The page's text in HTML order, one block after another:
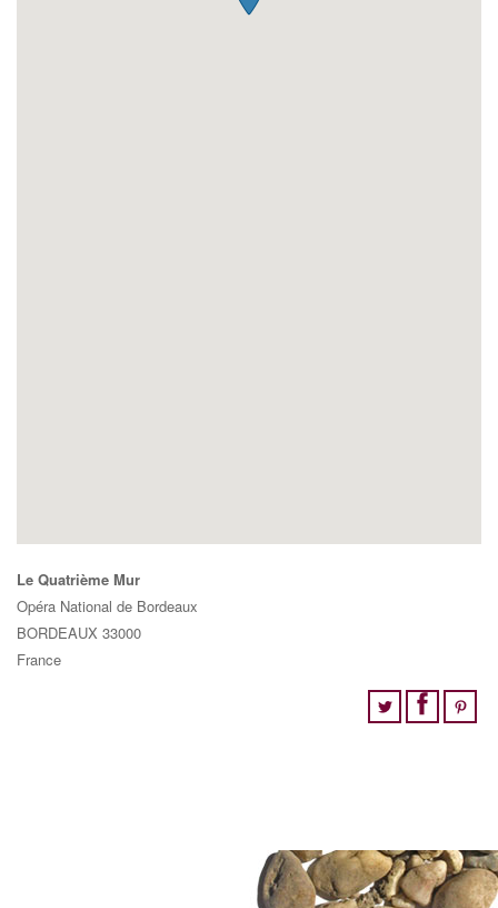
Le Quatrième Mur
Opéra National de Bordeaux
BORDEAUX 33000
France